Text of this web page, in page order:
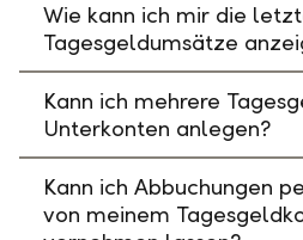
Wie kann ich mir die
Tagesgeldumsätze
Kann ich mehrere
Unterkonten anlegen?
Kann ich Abbuchungen
von meinem